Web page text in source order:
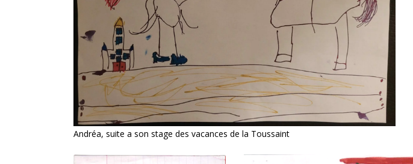
Andréa, suite a son stage des vacances de la Toussaint